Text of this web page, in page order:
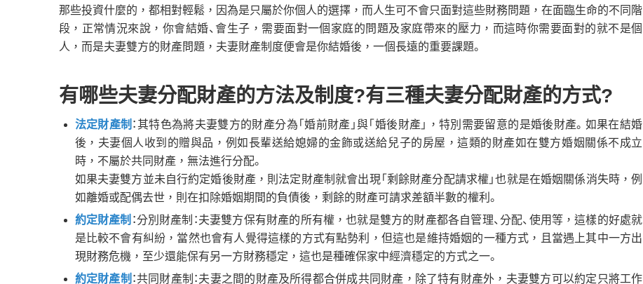
那些投資什麼的，都相對輕鬆，因為是只屬於你個人的選擇，而人生可不會只面對這些財務問題，在面臨生命的不同階
段，正常情況來說，你會結婚、會生子，需要面對一個家庭的問題及家庭帶來的壓力，而這時你需要面對的就不是個
人，而是夫妻雙方的財產問題，夫妻財產制度便會是你結婚後，一個長遠的重要課題。
有哪些夫妻分配財產的方法及制度?有三種夫妻分配財產的方式?
法定財產制 ：其特色為將夫妻雙方的財產分為「婚前財產」與「婚後財產」，特別需要留意的是婚後財產。如果在結婚
後，夫妻個人收到的贈與品，例如長輩送給媳婦的金飾或送給兒子的房屋，這類的財產如在雙方婚姻關係不成立
時，不屬於共同財產，無法進行分配。
如果夫妻雙方並未自行約定婚後財產，則法定財產制就會出現「剩餘財產分配請求權」也就是在婚姻關係消失時，例
如離婚或配偶去世，則在扣除婚姻期間的負債後，剩餘的財產可請求差額半數的權利。
約定財產制 ：分別財產制：夫妻雙方保有財產的所有權，也就是雙方的財產都各自管理、分配、使用等，這樣的好處就
是比較不會有糾紛，當然也會有人覺得這樣的方式有點勢利，但這也是維持婚姻的一種方式，且當遇上其中一方出
現財務危機，至少還能保有另一方財務穩定，這也是種確保家中經濟穩定的方式之一。
約定財產制 ：共同財產制：夫妻之間的財產及所得都合併成共同財產，除了特有財產外，夫妻雙方可以約定只將工作